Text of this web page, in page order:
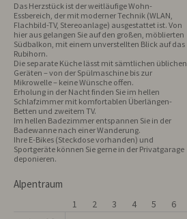
Das Herzstück ist der weitläufige Wohn-
Essbereich, der mit moderner Technik (WLAN,
Flachbild-TV, Stereoanlage) ausgestattet ist. Von
hier aus gelangen Sie auf den großen, möblierten
Südbalkon, mit einem unverstellten Blick auf das
Rubihorn.
Die separate Küche lässt mit sämtlichen üblichen
Geräten – von der Spülmaschine bis zur
Mikrowelle – keine Wünsche offen.
Erholung in der Nacht finden Sie im hellen
Schlafzimmer mit komfortablen Überlängen-
Betten und zweitem TV.
Im hellen Badezimmer entspannen Sie in der
Badewanne nach einer Wanderung.
Ihre E-Bikes (Steckdose vorhanden) und
Sportgeräte können Sie gerne in der Privatgarage
deponieren.
Alpentraum
1 2 3 4 5 6